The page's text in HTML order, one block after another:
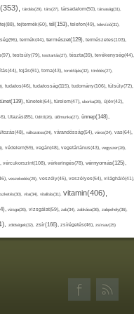
tárolás(29), társ(27), társadalom(50), társaság(31),
tej(88), tejtermék(60), tél(153), telefon(49), televízió(31),
termék(44), természet(129), természetes(103),
testsúly(79), testtartás(27), tészta(39), tevékenység(44),
tojás(91), torna(43), torokfájás(32), törődés(27),
tudatos(46), tudatosság(115), tudomány(106), túlsúly(72),
tünet(139), tünetek(64), türelem(47), uborka(26), újév(42),
Utazás(85), Üdítő(26), ülőmunka(27), ünnep(148),
változatos(24), várandósság(54), város(24), vas(64),
védelem(59), vegán(48), vegetáriánus(43), vegyszer(28),
vércukorszint(108), vérkeringés(78), vérnyomás(125),
veszekedés(29), veszély(45), veszélyes(54), világháló(41),
vita(34), vitalitás(31), vitamin(406),
vizsga(26), vizsgálat(59), zab(34), zabkása(36), zabpehely(36),
zöldségek(32), zsír(166), zsírégetés(46), zsírsav(25)